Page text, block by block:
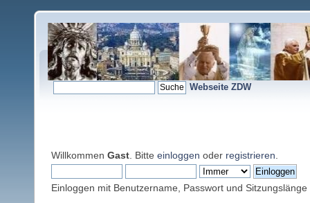
Webseite ZDW
Willkommen Gast . Bitte einloggen oder registrieren
Einloggen mit Benutzername, Passwort und Sitzungslänge